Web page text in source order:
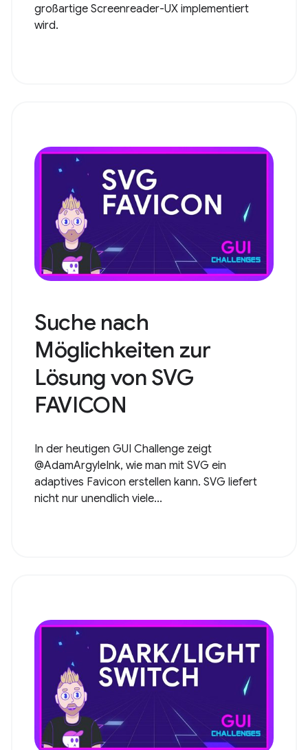
großartige Screenreader-UX implementiert
wird.
Suche nach
Möglichkeiten zur
Lösung von SVG
FAVICON
In der heutigen GUI Challenge zeigt
@AdamArgyleInk, wie man mit SVG ein
adaptives Favicon erstellen kann. SVG liefert
nicht nur unendlich viele...